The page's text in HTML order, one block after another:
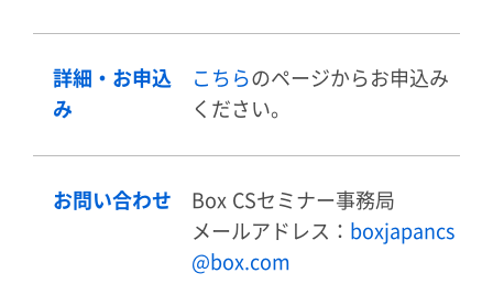
詳細・お申込
み
こちらのページからお申込み
ください。
お問い合わせ
Box CSセミナー事務局
メールアドレス： boxjapancs
@box.com